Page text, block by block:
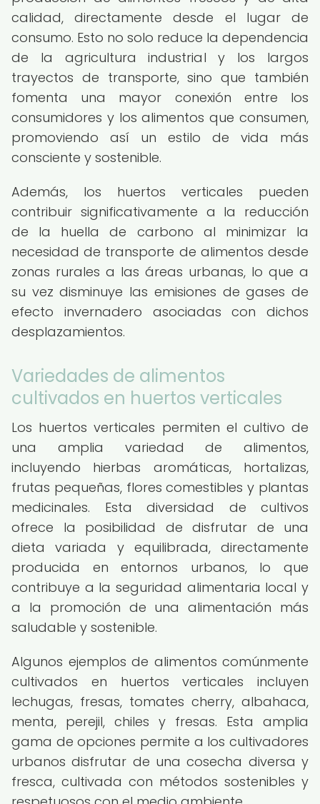
calidad, directamente desde el lugar de
consumo. Esto no solo reduce la dependencia
de la agricultura industrial y los largos
trayectos de transporte, sino que también
fomenta una mayor conexión entre los
consumidores y los alimentos que consumen,
promoviendo así un estilo de vida más
consciente y sostenible.
Además, los huertos verticales pueden
contribuir significativamente a la reducción
de la huella de carbono al minimizar la
necesidad de transporte de alimentos desde
zonas rurales a las áreas urbanas, lo que a
su vez disminuye las emisiones de gases de
efecto invernadero asociadas con dichos
desplazamientos.
Variedades de alimentos
cultivados en huertos verticales
Los huertos verticales permiten el cultivo de
una amplia variedad de alimentos,
incluyendo hierbas aromáticas, hortalizas,
frutas pequeñas, flores comestibles y plantas
medicinales. Esta diversidad de cultivos
ofrece la posibilidad de disfrutar de una
dieta variada y equilibrada, directamente
producida en entornos urbanos, lo que
contribuye a la seguridad alimentaria local y
a la promoción de una alimentación más
saludable y sostenible.
Algunos ejemplos de alimentos comúnmente
cultivados en huertos verticales incluyen
lechugas, fresas, tomates cherry, albahaca,
menta, perejil, chiles y fresas. Esta amplia
gama de opciones permite a los cultivadores
urbanos disfrutar de una cosecha diversa y
fresca, cultivada con métodos sostenibles y